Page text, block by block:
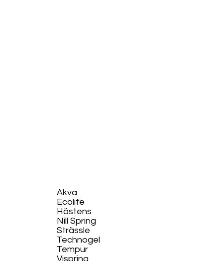
Akva
Ecolife​
Hästens
Nill Spring
Strässle
Technogel
Tempur
Vispring